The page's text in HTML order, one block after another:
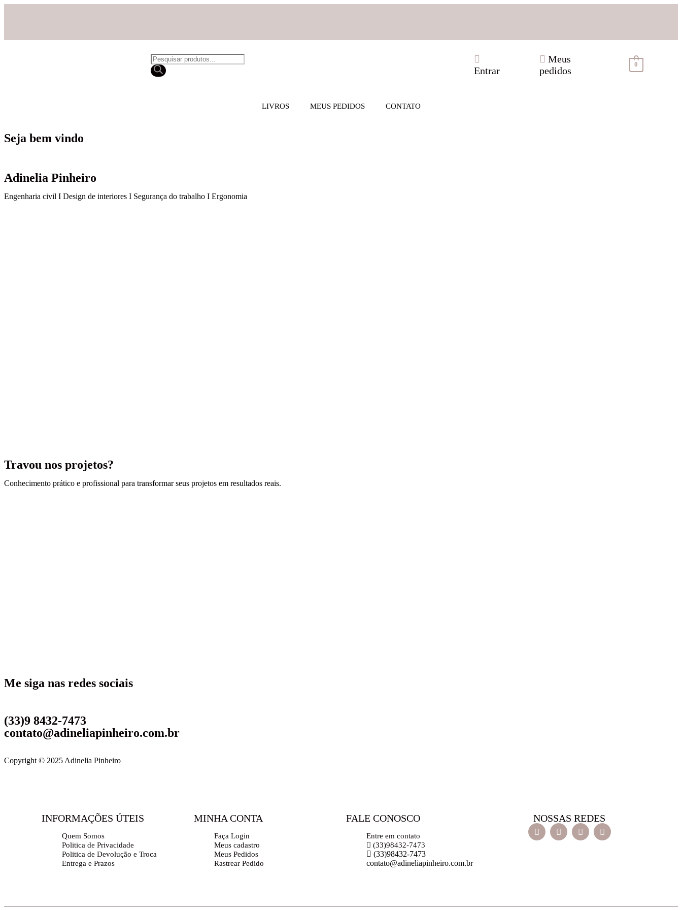
Entrar
Meus
pedidos
0
LIVROS MEUS PEDIDOS CONTATO
Seja bem vindo
Adinelia Pinheiro
Engenharia civil I Design de interiores I Segurança do trabalho I Ergonomia
Travou nos projetos?
Conhecimento prático e profissional para transformar seus projetos em resultados reais.
Me siga nas redes sociais
(33)9 8432-7473
contato@adineliapinheiro.com.br
Copyright © 2025 Adinelia Pinheiro
INFORMAÇÕES ÚTEIS
Quem Somos
Politica de Privacidade
Politica de Devolução e Troca
Entrega e Prazos
MINHA CONTA
Faça Login
Meus cadastro
Meus Pedidos
Rastrear Pedido
FALE CONOSCO
Entre em contato
(33)98432-7473
(33)98432-7473
contato@adineliapinheiro.com.br
NOSSAS REDES